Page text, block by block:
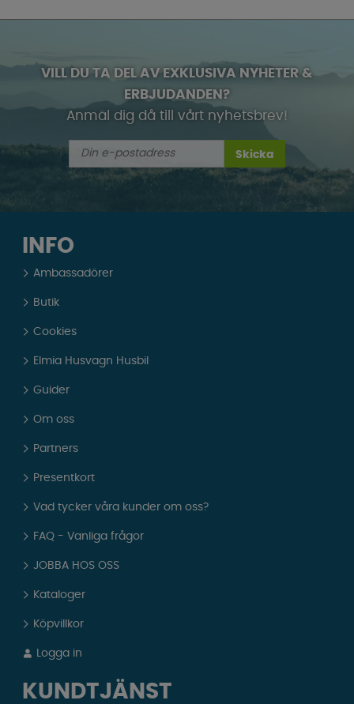
VILL DU TA DEL AV EXKLUSIVA NYHETER &
ERBJUDANDEN?
Anmäl dig då till vårt nyhetsbrev!
Skicka
INFO
Ambassadörer
Butik
Cookies
Elmia Husvagn Husbil
Guider
Om oss
Partners
Presentkort
Vad tycker våra kunder om oss?
FAQ - Vanliga frågor
JOBBA HOS OSS
Kataloger
Köpvillkor
Logga in
KUNDTJÄNST